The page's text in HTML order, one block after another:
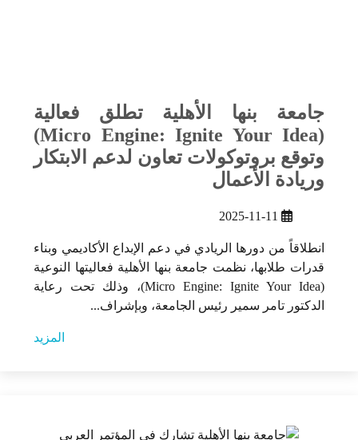
جامعة بنها الأهلية تطلق فعالية
(Micro Engine: Ignite Your Idea)
وتوقع بروتوكولات تعاون لدعم الابتكار
وريادة الأعمال
2025-11-11
انطلاقاً من دورها الريادي في دعم الإبداع الأكاديمي وبناء
قدرات طلابها، نظمت جامعة بنها الأهلية فعاليتها النوعية
(Micro Engine: Ignite Your Idea)، وذلك تحت رعاية
الدكتور تامر سمير رئيس الجامعة، وبإشراف...
المزيد